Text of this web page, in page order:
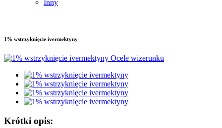
Inny
1% wstrzyknięcie ivermektyny
Krótki opis: